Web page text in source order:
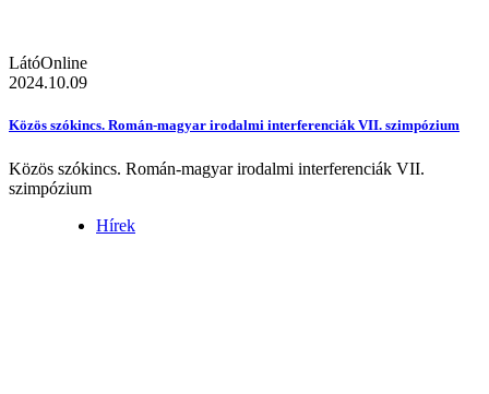
LátóOnline
2024.10.09
Közös szókincs. Román-magyar irodalmi interferenciák VII. szimpózium
Közös szókincs. Román-magyar irodalmi interferenciák VII.
szimpózium
Hírek